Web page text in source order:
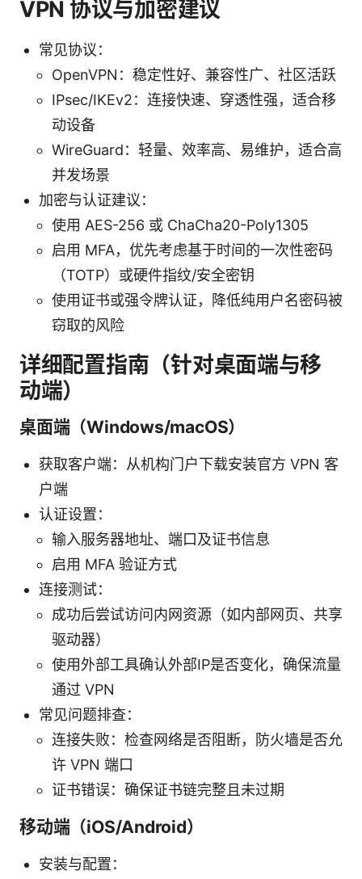
VPN 协议与加密建议
常见协议：
OpenVPN：稳定性好、兼容性广、社区活跃
IPsec/IKEv2：连接快速、穿透性强，适合移
动设备
WireGuard：轻量、效率高、易维护，适合高
并发场景
加密与认证建议：
使用 AES-256 或 ChaCha20-Poly1305
启用 MFA，优先考虑基于时间的一次性密码
（TOTP）或硬件指纹/安全密钥
使用证书或强令牌认证，降低纯用户名密码被
窃取的风险
详细配置指南（针对桌面端与移
动端）
桌面端（Windows/macOS）
获取客户端：从机构门户下载安装官方 VPN 客
户端
认证设置：
输入服务器地址、端口及证书信息
启用 MFA 验证方式
连接测试：
成功后尝试访问内网资源（如内部网页、共享
驱动器）
使用外部工具确认外部IP是否变化，确保流量
通过 VPN
常见问题排查：
连接失败：检查网络是否阻断，防火墙是否允
许 VPN 端口
证书错误：确保证书链完整且未过期
移动端（iOS/Android）
安装与配置：